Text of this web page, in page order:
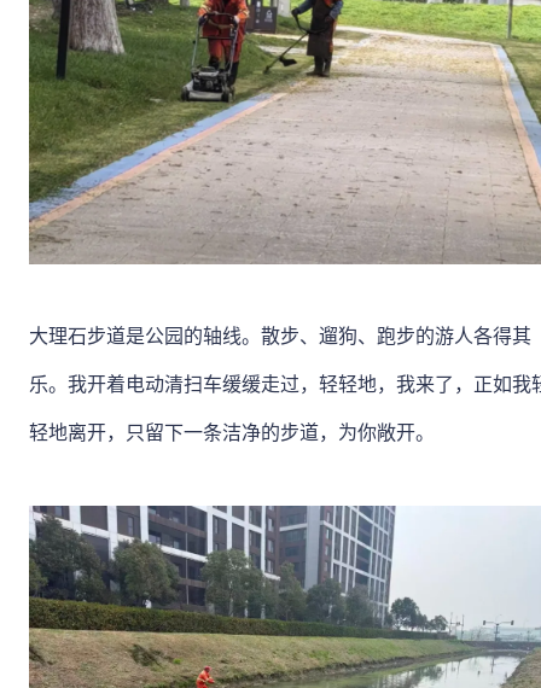
大理石步道是公园的轴线。散步、遛狗、跑步的游人各得其
乐。我开着电动清扫车缓缓走过，轻轻地，我来了，正如我
轻地离开，只留下一条洁净的步道，为你敞开。